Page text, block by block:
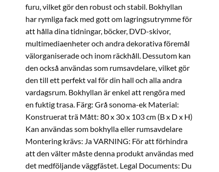
furu, vilket gör den robust och stabil. Bokhyllan
har rymliga fack med gott om lagringsutrymme för
att hålla dina tidningar, böcker, DVD-skivor,
multimediaenheter och andra dekorativa föremål
välorganiserade och inom räckhåll. Dessutom kan
den också användas som rumsavdelare, vilket gör
den till ett perfekt val för din hall och alla andra
vardagsrum. Bokhyllan är enkel att rengöra med
en fuktig trasa. Färg: Grå sonoma-ek Material:
Konstruerat trä Mått: 80 x 30 x 103 cm (B x D x H)
Kan användas som bokhylla eller rumsavdelare
Montering krävs: Ja VARNING: För att förhindra
att den välter måste denna produkt användas med
det medföljande väggfästet. Legal Documents: Du